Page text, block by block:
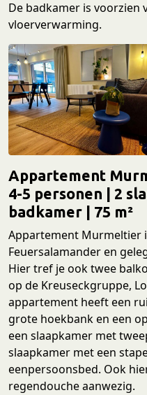
De badkamer is voorzien
vloerverwarming.
Appartement
4-5 personen | 2
badkamer | 75 m²
Appartement Murmeltier
Feuersalamander en
Hier tref je ook twee
op de Kreuseckgruppe,
appartement heeft een
grote hoekbank en een
een slaapkamer met
slaapkamer met een
eenpersoonsbed. Ook
regendouche aanwezig.